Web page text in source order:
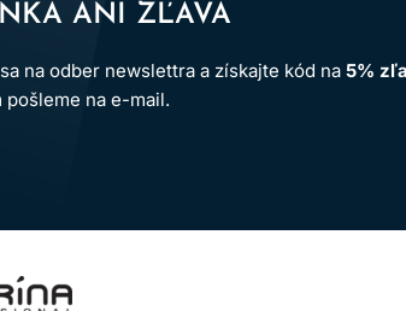
ANI ZĽAVA
na odber newslettra a získajte kód na 5%
pošleme na e-mail.